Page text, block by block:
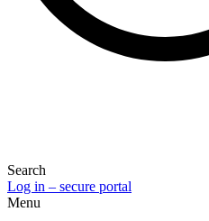
Search
Log in – secure portal
Menu